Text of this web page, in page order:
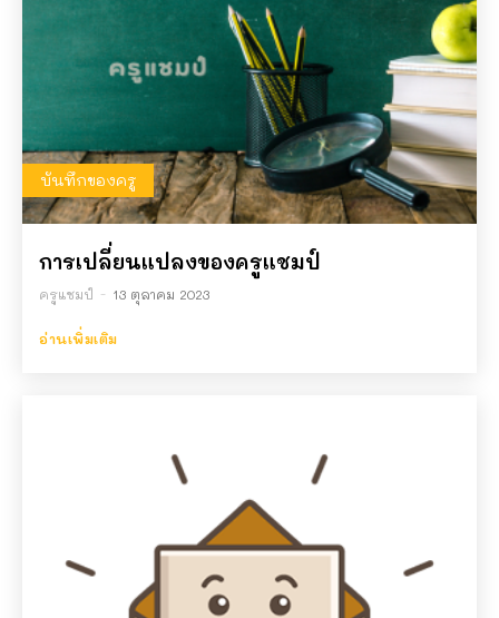
บันทึกของครู
การเปลี่ยนแปลงของครูแชมป์
ครูแชมป์ - 13 ตุลาคม 2023
อ่านเพิ่มเติม